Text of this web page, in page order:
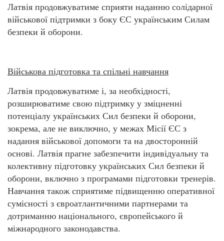
Латвія продовжуватиме сприяти наданню солідарної
військової підтримки з боку ЄС українським Силам
безпеки й оборони.
Військова підготовка та спільні навчання
Латвія продовжуватиме і, за необхідності,
розширюватиме свою підтримку у зміцненні
потенціалу українських Сил безпеки й оборони,
зокрема, але не виключно, у межах Місії ЄС з
надання військової допомоги та на двосторонній
основі. Латвія прагне забезпечити індивідуальну та
колективну підготовку українських Сил безпеки й
оборони, включно з програмами підготовки тренерів.
Навчання також сприятиме підвищенню оперативної
сумісності з євроатлантичними партнерами та
дотриманню національного, європейського й
міжнародного законодавства.